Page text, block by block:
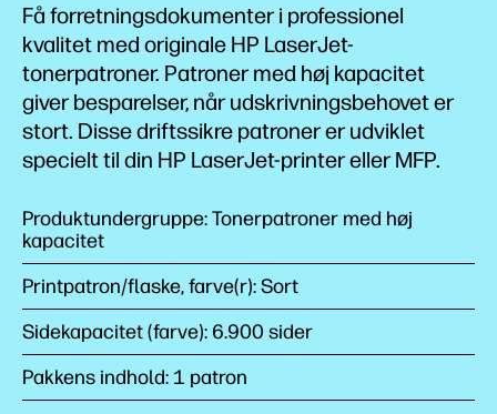
Få forretningsdokumenter i professionel
kvalitet med originale HP LaserJet-
tonerpatroner. Patroner med høj kapacitet
giver besparelser, når udskrivningsbehovet er
stort. Disse driftssikre patroner er udviklet
specielt til din HP LaserJet-printer eller MFP.
Produktundergruppe: Tonerpatroner med høj
kapacitet
Printpatron/flaske, farve(r): Sort
Sidekapacitet (farve): 6.900 sider
Pakkens indhold: 1 patron